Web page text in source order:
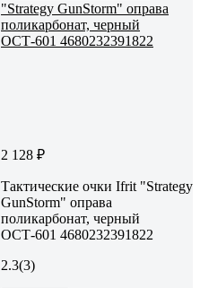
2 128 ₽
Тактические очки Ifrit "Strategy
GunStorm" оправа
поликарбонат, черный
ОСТ-601 4680232391822
2.3(3)